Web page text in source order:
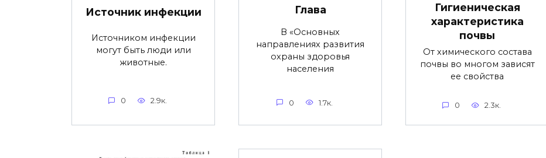
Источник инфекции
Источником инфекции
могут быть люди или
животные.
0 2.9к.
Глава
В «Основных
направлениях развития
охраны здоровья
населения
0 1.7к.
Гигиеническая
характеристика
почвы
От химического состава
почвы во многом зависят
ее свойства
0 2.3к.